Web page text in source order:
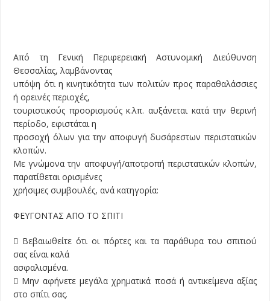
Από τη Γενική Περιφερειακή Αστυνομική Διεύθυνση
Θεσσαλίας, λαμβάνοντας
υπόψη ότι η κινητικότητα των πολιτών προς παραθαλάσσιες
ή ορεινές περιοχές,
τουριστικούς προορισμούς κ.λπ. αυξάνεται κατά την θερινή
περίοδο, εφιστάται η
προσοχή όλων για την αποφυγή δυσάρεστων περιστατικών
κλοπών.
Με γνώμονα την αποφυγή/αποτροπή περιστατικών κλοπών,
παρατίθεται ορισμένες
χρήσιμες συμβουλές, ανά κατηγορία:
ΦΕΥΓΟΝΤΑΣ ΑΠΟ ΤΟ ΣΠΙΤΙ
 Βεβαιωθείτε ότι οι πόρτες και τα παράθυρα του σπιτιού
σας είναι καλά
ασφαλισμένα.
 Μην αφήνετε μεγάλα χρηματικά ποσά ή αντικείμενα αξίας
στο σπίτι σας.